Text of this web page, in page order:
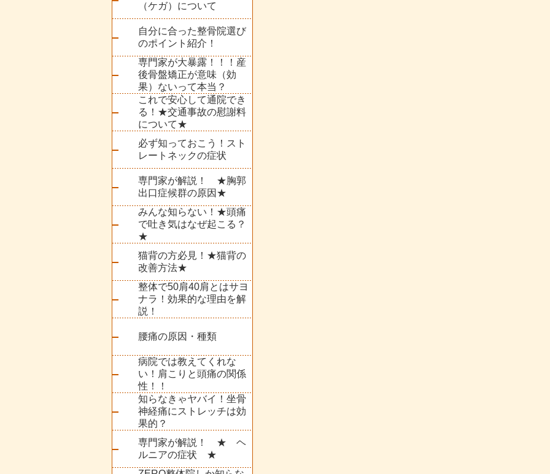
（ケガ）について
自分に合った整骨院選び
のポイント紹介！
専門家が大暴露！！！産
後骨盤矯正が意味（効
果）ないって本当？
これで安心して通院でき
る！★交通事故の慰謝料
について★
必ず知っておこう！スト
レートネックの症状
専門家が解説！ ★胸郭
出口症候群の原因★
みんな知らない！★頭痛
で吐き気はなぜ起こる？
★
猫背の方必見！★猫背の
改善方法★
整体で50肩40肩とはサヨ
ナラ！効果的な理由を解
説！
腰痛の原因・種類
病院では教えてくれな
い！肩こりと頭痛の関係
性！！
知らなきゃヤバイ！坐骨
神経痛にストレッチは効
果的？
専門家が解説！ ★ ヘ
ルニアの症状 ★